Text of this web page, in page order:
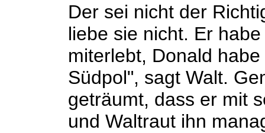
Der sei nicht der
liebe sie nicht. Er
miterlebt, Donald
Südpol", sagt Walt.
geträumt, dass er mit
und Waltraut ihn